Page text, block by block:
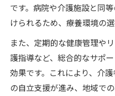
です。病院や介護施設と同
けられるため、療養環境の選
また、定期的な健康管理や
護指導など、総合的なサポ
効果です。これにより、介
の自立支援が進み、地域で